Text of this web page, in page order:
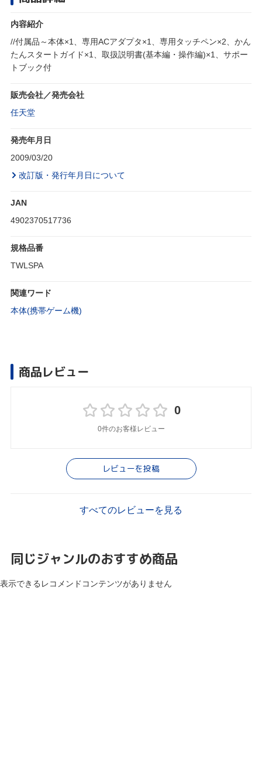
内容紹介
//付属品～本体×1、専用ACアダプタ×1、専用タッチペン×2、かん
たんスタートガイド×1、取扱説明書(基本編・操作編)×1、サポー
トブック付
販売会社／発売会社
任天堂
発売年月日
2009/03/20
改訂版・発行年月日について
JAN
4902370517736
規格品番
TWLSPA
関連ワード
本体(携帯ゲーム機)
商品レビュー
0
0件のお客様レビュー
レビューを投稿
すべてのレビューを見る
同じジャンルのおすすめ商品
表示できるレコメンドコンテンツがありません